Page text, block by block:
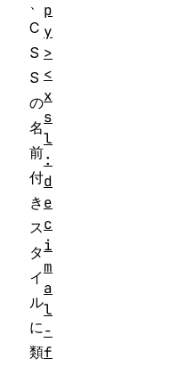
C
S
S
の
名
前
付
き
ス
タ
イ
ル
に
類
p
y
>
<
x
s
l
:
d
e
c
i
m
a
l
-
f